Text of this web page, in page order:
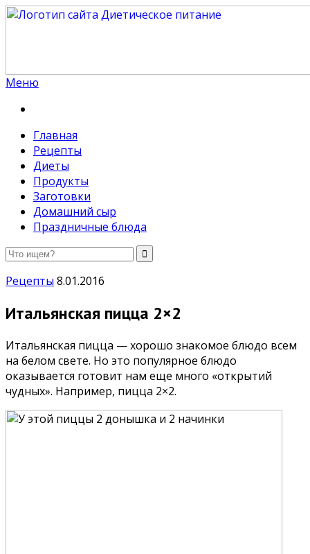
Меню
Главная
Рецепты
Диеты
Продукты
Заготовки
Домашний сыр
Праздничные блюда
Рецепты 8.01.2016
Итальянская пицца 2×2
Итальянская пицца — хорошо знакомое блюдо всем
на белом свете. Но это популярное блюдо
оказывается готовит нам еще много «открытий
чудных». Например, пицца 2×2.